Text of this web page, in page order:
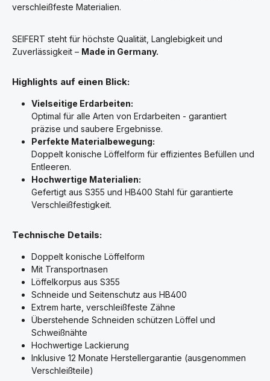
verschleißfeste Materialien.
SEIFERT steht für höchste Qualität, Langlebigkeit und
Zuverlässigkeit – Made in Germany.
Highlights auf einen Blick:
Vielseitige Erdarbeiten:
Optimal für alle Arten von Erdarbeiten - garantiert
präzise und saubere Ergebnisse.
Perfekte Materialbewegung:
Doppelt konische Löffelform für effizientes Befüllen und
Entleeren.
Hochwertige Materialien:
Gefertigt aus S355 und HB400 Stahl für garantierte
Verschleißfestigkeit.
Technische Details:
Doppelt konische Löffelform
Mit Transportnasen
Löffelkorpus aus S355
Schneide und Seitenschutz aus HB400
Extrem harte, verschleißfeste Zähne
Überstehende Schneiden schützen Löffel und
Schweißnähte
Hochwertige Lackierung
Inklusive 12 Monate Herstellergarantie (ausgenommen
Verschleißteile)